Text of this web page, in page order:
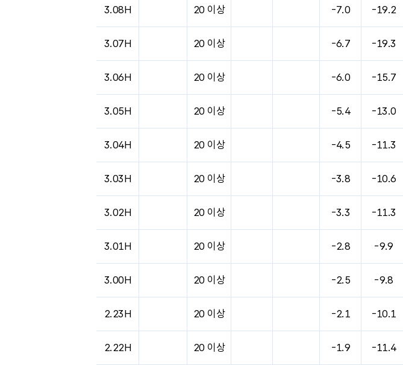
3.08H 20 이상 -7.0 -19.2
3.07H 20 이상 -6.7 -19.3
3.06H 20 이상 -6.0 -15.7
3.05H 20 이상 -5.4 -13.0
3.04H 20 이상 -4.5 -11.3
3.03H 20 이상 -3.8 -10.6
3.02H 20 이상 -3.3 -11.3
3.01H 20 이상 -2.8 -9.9
3.00H 20 이상 -2.5 -9.8
2.23H 20 이상 -2.1 -10.1
2.22H 20 이상 -1.9 -11.4